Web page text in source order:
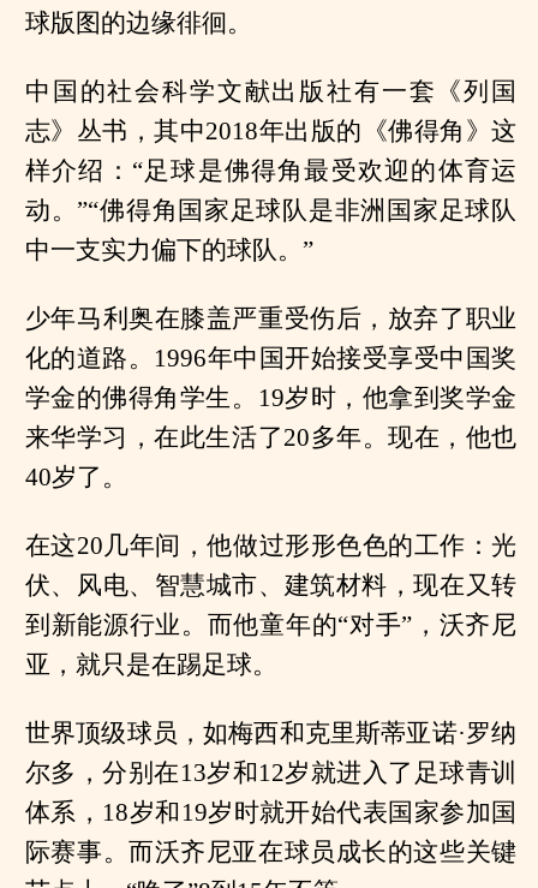
球版图的边缘徘徊。
中国的社会科学文献出版社有一套《列国
志》丛书，其中2018年出版的《佛得角》这
样介绍：“足球是佛得角最受欢迎的体育运
动。”“佛得角国家足球队是非洲国家足球队
中一支实力偏下的球队。”
少年马利奥在膝盖严重受伤后，放弃了职业
化的道路。1996年中国开始接受享受中国奖
学金的佛得角学生。19岁时，他拿到奖学金
来华学习，在此生活了20多年。现在，他也
40岁了。
在这20几年间，他做过形形色色的工作：光
伏、风电、智慧城市、建筑材料，现在又转
到新能源行业。而他童年的“对手”，沃齐尼
亚，就只是在踢足球。
世界顶级球员，如梅西和克里斯蒂亚诺·罗纳
尔多，分别在13岁和12岁就进入了足球青训
体系，18岁和19岁时就开始代表国家参加国
际赛事。而沃齐尼亚在球员成长的这些关键